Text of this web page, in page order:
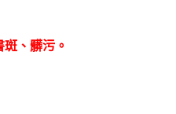
、髒污。